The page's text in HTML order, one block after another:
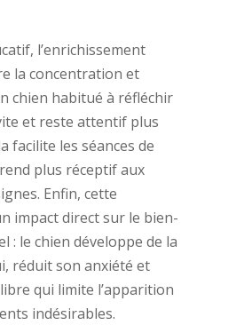
l’enrichissement
la concentration et
chien habitué à réfléchir
et reste attentif plus
facilite les séances de
plus réceptif aux
Enfin, cette
impact direct sur le bien-
: le chien développe de la
réduit son anxiété et
qui limite l’apparition
indésirables.